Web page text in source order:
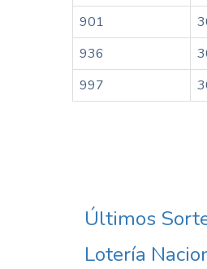
901
936
997
Últimos
Lotería